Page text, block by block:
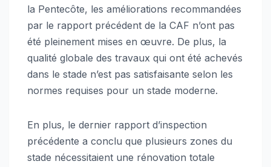
la Pentecôte, les améliorations recommandées
par le rapport précédent de la CAF n’ont pas
été pleinement mises en œuvre. De plus, la
qualité globale des travaux qui ont été achevés
dans le stade n’est pas satisfaisante selon les
normes requises pour un stade moderne.
En plus, le dernier rapport d’inspection
précédente a conclu que plusieurs zones du
stade nécessitaient une rénovation totale